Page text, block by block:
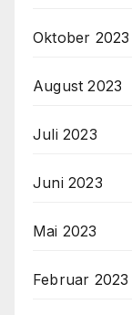
Oktober 2023
August 2023
Juli 2023
Juni 2023
Mai 2023
Februar 2023